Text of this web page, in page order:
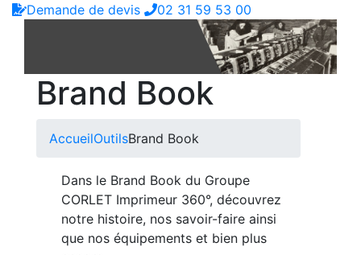
Demande de devis
02 31 59 53 00
Brand Book
AccueilOutilsBrand Book
Dans le Brand Book du Groupe
CORLET Imprimeur 360°, découvrez
notre histoire, nos savoir-faire ainsi
que nos équipements et bien plus